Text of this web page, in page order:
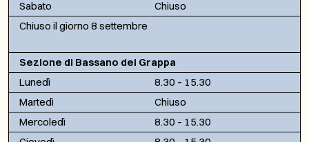
Sabato
Chiuso
Chiuso il giorno 8 settembre
Sezione di Bassano del Grappa
Lunedì
8.30 – 15.30
Martedì
Chiuso
Mercoledì
8.30 – 15.30